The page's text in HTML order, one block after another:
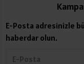
E-Posta adresinizle
haberdar olun.